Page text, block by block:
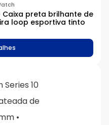
Caixa preta brilhante de
loop esportiva tinto